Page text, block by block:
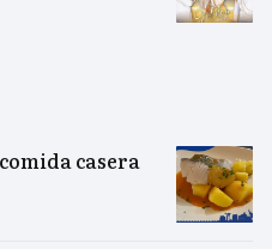
casera